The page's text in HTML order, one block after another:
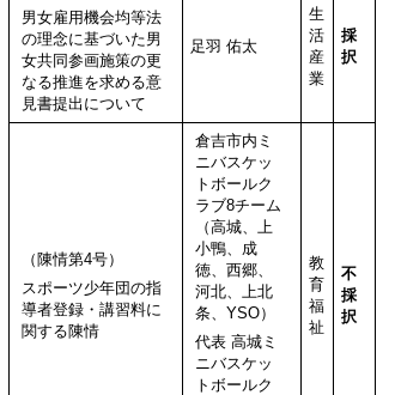
男女雇用機会均等法
の理念に基づいた男
女共同参画施策の更
なる推進を求める意
見書提出について
足羽 佑太
生
活
産
業
採
択
（陳情第4号）
スポーツ少年団の指
導者登録・講習料に
関する陳情
倉吉市内ミ
ニバスケッ
トボールク
ラブ8チーム
（高城、上
小鴨、成
徳、西郷、
河北、上北
条、YSO）
代表 高城ミ
ニバスケッ
トボールク
教
育
福
祉
不
採
択